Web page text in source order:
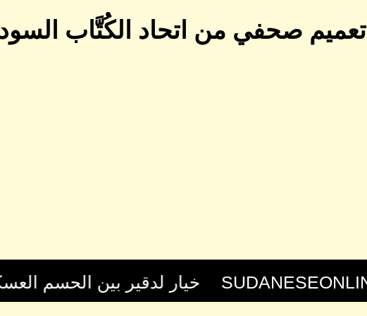
تعميم صحفي من اتحاد الكُتَّاب